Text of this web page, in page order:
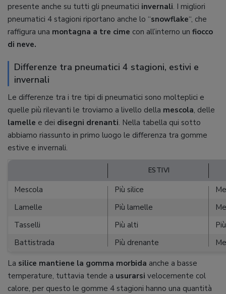
presente anche su tutti gli pneumatici invernali. I migliori
pneumatici 4 stagioni riportano anche lo “snowflake“, che
raffigura una montagna a tre cime con all’interno un fiocco
di neve.
Differenze tra pneumatici 4 stagioni, estivi e
invernali
Le differenze tra i tre tipi di pneumatici sono molteplici e
quelle più rilevanti le troviamo a livello della mescola, delle
lamelle e dei disegni drenanti. Nella tabella qui sotto
abbiamo riassunto in primo luogo le differenza tra gomme
estive e invernali.
ESTIVI
Mescola Più silice
Lamelle
Più lamelle
Tasselli
Più alti
Battistrada
Più drenante
La silice mantiene la gomma morbida anche a basse
temperature, tuttavia tende a usurarsi velocemente col
calore, per questo le gomme 4 stagioni hanno una quantità